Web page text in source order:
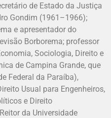
de Estado da Justiça
Gondim (1961–1966);
e apresentador do
Borborema; professor
Sociologia, Direito e
de Campina Grande, que
Federal da Paraíba),
Usual para Engenheiros,
e Direito
da Universidade